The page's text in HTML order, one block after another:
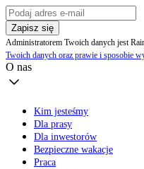
Zapisz się
Administratorem Twoich danych jest
Twoich danych oraz prawie i sposobie
O nas
Kim jesteśmy
Dla prasy
Dla inwestorów
Bezpieczne wakacje
Praca